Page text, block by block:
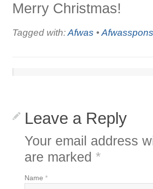
Merry Christmas!
Tagged with:Afwas • Afwasspons
Leave a Reply
Your email address
are marked *
Name *